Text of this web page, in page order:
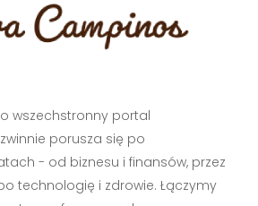
wszechstronny portal
porusza się po
- od biznesu i finansów, przez
technologię i zdrowie. Łączymy